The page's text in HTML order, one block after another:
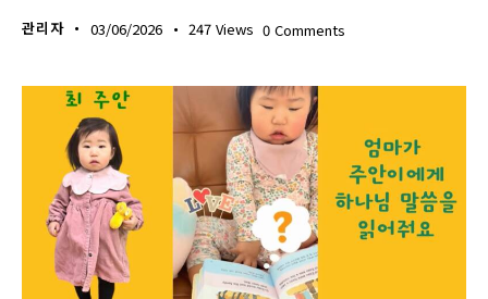
관리자 03/06/2026 247 Views 0 Comments